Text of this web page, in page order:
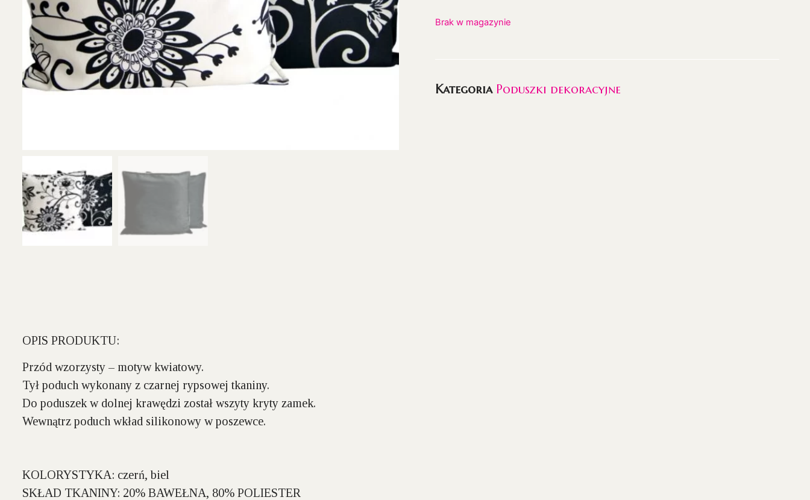
Brak w magazynie
Kategoria Poduszki dekoracyjne
OPIS PRODUKTU:
Przód wzorzysty – motyw kwiatowy.
Tył poduch wykonany z czarnej rypsowej tkaniny.
Do poduszek w dolnej krawędzi został wszyty kryty zamek.
Wewnątrz poduch wkład silikonowy w poszewce.
KOLORYSTYKA: czerń, biel
SKŁAD TKANINY: 20% BAWEŁNA, 80% POLIESTER